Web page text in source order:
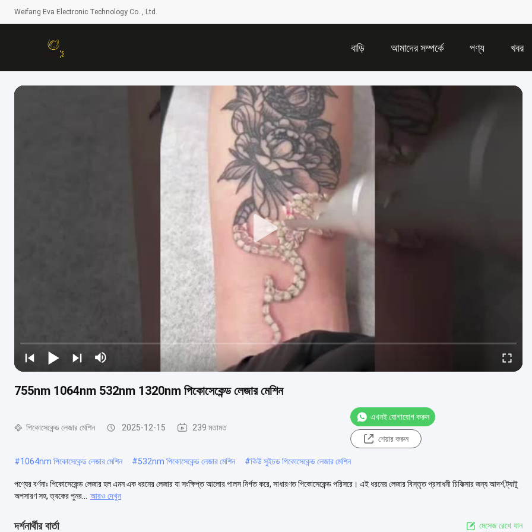
Weifang Eva Electronic Technology Co. , Ltd.
বাড়ি আমাদের সম্পর্কে পণ্য খবর
755nm 1064nm 532nm 1320nm পিকোসেকেন্ড লেজার মেশিন
পিকোসেকেন্ড লেজার মেশিন 2025-12-15 239 মতামত
এখনই যোগাযোগ করুন
শেয়ার করুন
#1064nm পিকোসেকেন্ড লেজার মেশিন #532nm পিকোসেকেন্ড লেজার মেশিন #কিউ সুইচড পিকোসেকেন্ড লেজার মেশিন
পণ্যের বর্ণনাঃ পিকোসেকেন্ড লেজার হল এমন এক ধরনের লেজার যা সংক্ষিপ্ত আলোর পালস নির্গত করে, সাধারণত পিকোসেকেন্ড পরিসরে। এই ধরনের লেজার বিস্তৃত প্রসাধনী চিকিত্সার জন্য আদর্শ,ট্যাটু
অপসারণ সহ, ত্বকের পুনর...
আরও দেখুন
দর্শনার্থীর বার্তা মেসেজ রেখে যান